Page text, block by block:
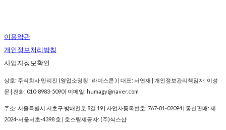
이용약관
개인정보처리방침
사업자정보확인
상호: 주식회사 만리진 (영업소명칭 : 라미스콘 ) | 대표: 서연재 | 개인정보관리책임자: 이성
문 | 전화: 010-8983-5090 | 이메일: humagy@naver.com
주소: 서울특별시 서초구 방배천로 8길 19 | 사업자등록번호: 767-81-02094 | 통신판매: 제
2024-서울서초-4398 호 | 호스팅제공자: (주)식스샵